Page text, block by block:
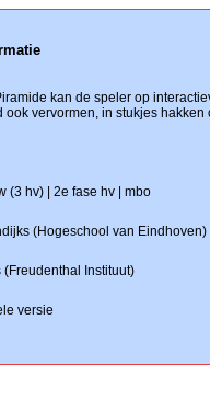
kan de speler op
ook vervormen, in stukjes hakken
(3 hv) | 2e fase hv | mbo
(Hogeschool van Eindhoven)
(Freudenthal Instituut)
versie